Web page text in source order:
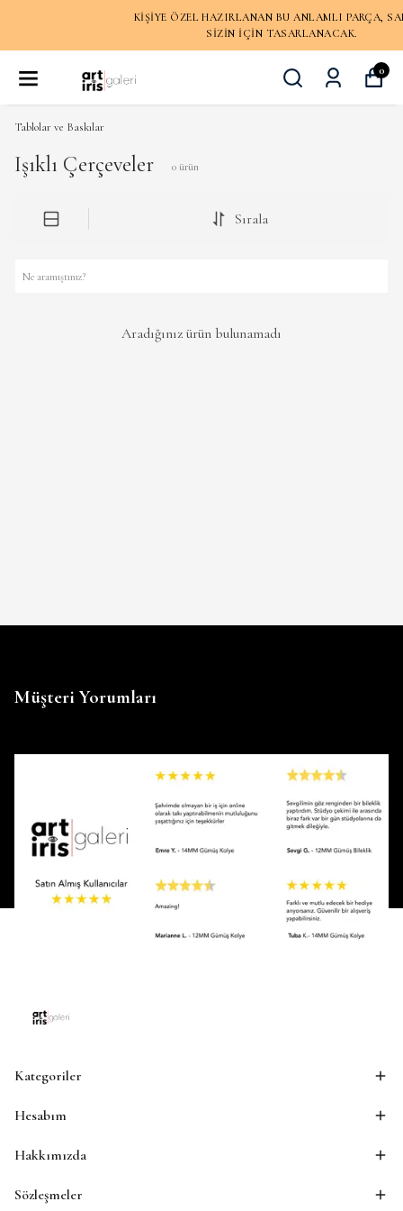
KIŞIYE ÖZEL HAZIRLANAN BU ANLAMLI PARÇA, SADECE
SIZIN IÇIN TASARLANACAK.
0
Tablolar ve Baskılar
Işıklı Çerçeveler 0 ürün
Sırala
Aradığınız ürün bulunamadı
Müşteri Yorumları
Kategoriler
Hesabım
Hakkımızda
Sözleşmeler